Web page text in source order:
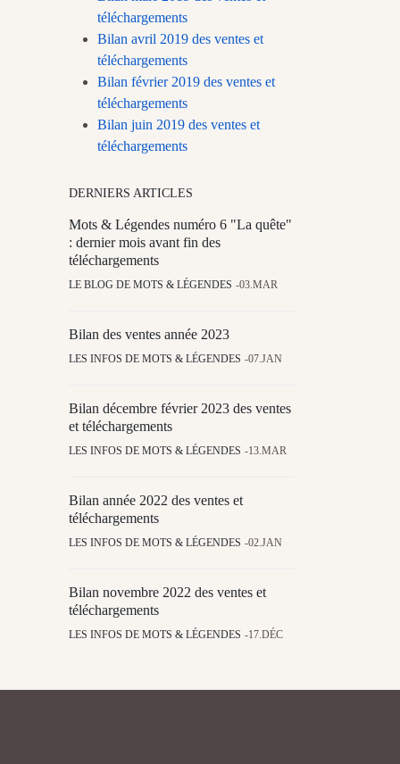
téléchargements
Bilan avril 2019 des ventes et
téléchargements
Bilan février 2019 des ventes et
téléchargements
Bilan juin 2019 des ventes et
téléchargements
DERNIERS ARTICLES
Mots & Légendes numéro 6 "La quête"
: dernier mois avant fin des
téléchargements
LE BLOG DE MOTS & LÉGENDES 03.MAR
Bilan des ventes année 2023
LES INFOS DE MOTS & LÉGENDES 07.JAN
Bilan décembre février 2023 des ventes
et téléchargements
LES INFOS DE MOTS & LÉGENDES 13.MAR
Bilan année 2022 des ventes et
téléchargements
LES INFOS DE MOTS & LÉGENDES 02.JAN
Bilan novembre 2022 des ventes et
téléchargements
LES INFOS DE MOTS & LÉGENDES 17.DÉC